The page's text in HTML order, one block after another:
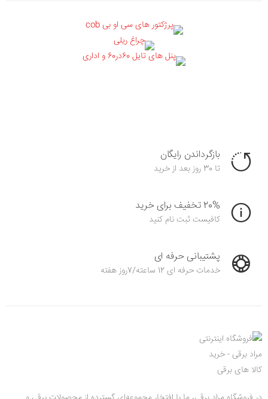
بازگرداندن رایگان
تا 30 روز بعد از خرید
20% تخفیف برای خرید
کافیست ثبت نام کنید
پشتیبانی حرفه ای
خدمات حرفه ای 12 ساعته/7روز هفته